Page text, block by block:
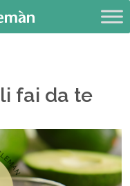
fai da te